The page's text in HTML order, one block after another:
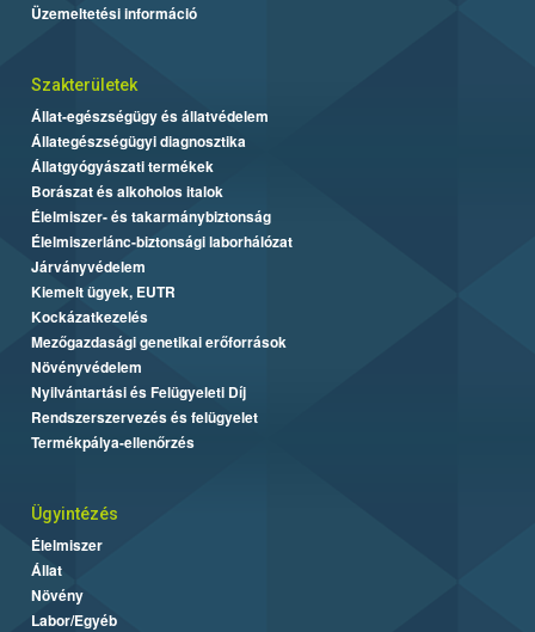
Üzemeltetési információ
Szakterületek
Állat-egészségügy és állatvédelem
Állategészségügyi diagnosztika
Állatgyógyászati termékek
Borászat és alkoholos italok
Élelmiszer- és takarmánybiztonság
Élelmiszerlánc-biztonsági laborhálózat
Járványvédelem
Kiemelt ügyek, EUTR
Kockázatkezelés
Mezőgazdasági genetikai erőforrások
Növényvédelem
Nyilvántartási és Felügyeleti Díj
Rendszerszervezés és felügyelet
Termékpálya-ellenőrzés
Ügyintézés
Élelmiszer
Állat
Növény
Labor/Egyéb